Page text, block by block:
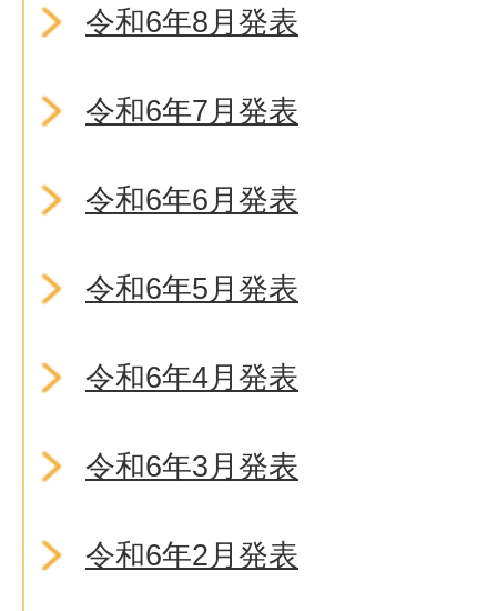
令和6年8月発表
令和6年7月発表
令和6年6月発表
令和6年5月発表
令和6年4月発表
令和6年3月発表
令和6年2月発表